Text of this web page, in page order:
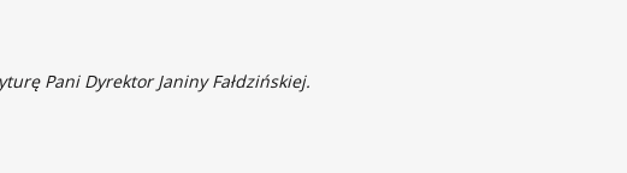
Pani Dyrektor Janiny Fałdzińskiej.